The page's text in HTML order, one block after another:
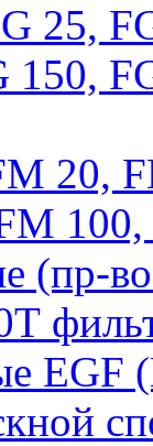
25,
150,
20,
(пр-
EGF